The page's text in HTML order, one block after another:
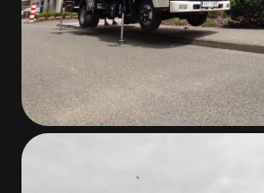
Napište nám